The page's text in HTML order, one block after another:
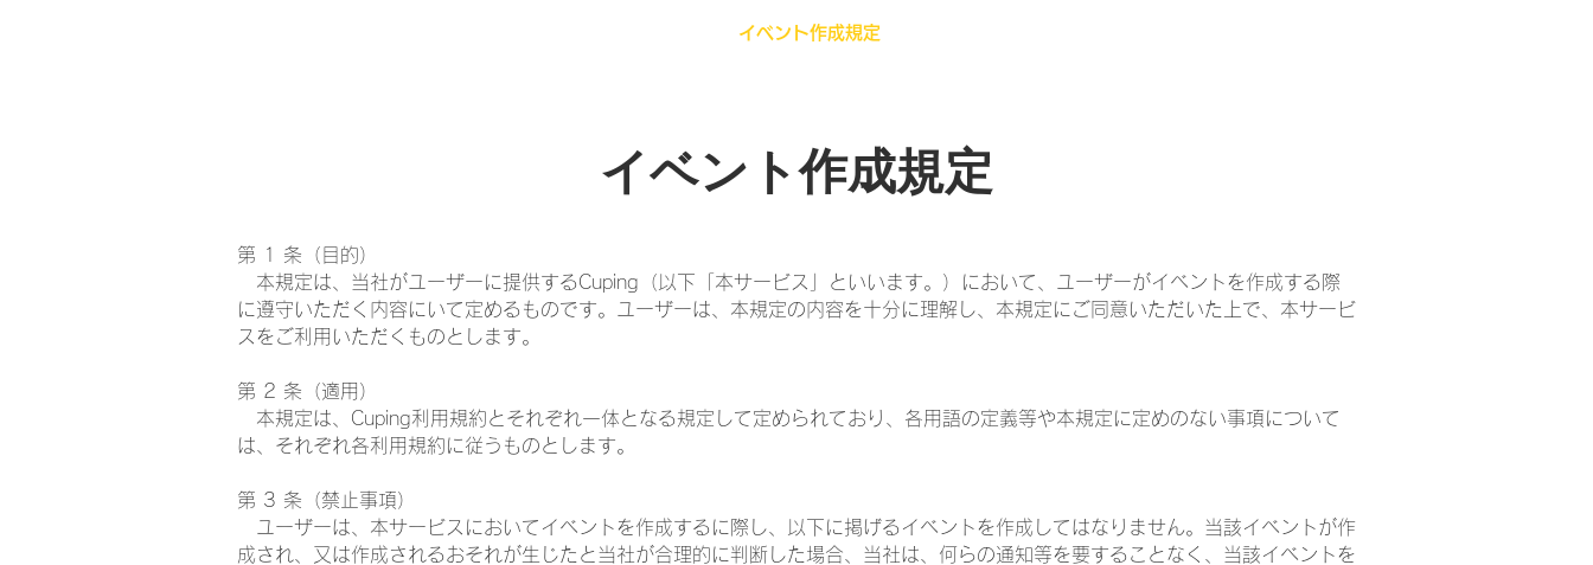
イベント作成規定
イベント作成規定
第 1 条（目的）
本規定は、当社がユーザーに提供するCuping（以下「本サービス」といいます。）において、ユーザーがイベントを作成する際
に遵守いただく内容にいて定めるものです。ユーザーは、本規定の内容を十分に理解し、本規定にご同意いただいた上で、本サービ
スをご利用いただくものとします。
第 2 条（適用）
本規定は、Cuping利用規約とそれぞれ一体となる規定して定められており、各用語の定義等や本規定に定めのない事項について
は、それぞれ各利用規約に従うものとします。
第 3 条（禁止事項）
ユーザーは、本サービスにおいてイベントを作成するに際し、以下に掲げるイベントを作成してはなりません。当該イベントが作
成され、又は作成されるおそれが生じたと当社が合理的に判断した場合、当社は、何らの通知等を要することなく、当該イベントを